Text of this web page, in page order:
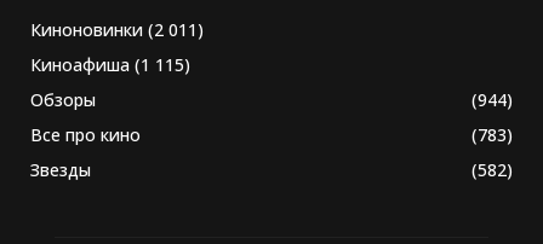
Киноновинки (2 011)
Киноафиша (1 115)
Обзоры
(944)
Все про кино
(783)
Звезды
(582)